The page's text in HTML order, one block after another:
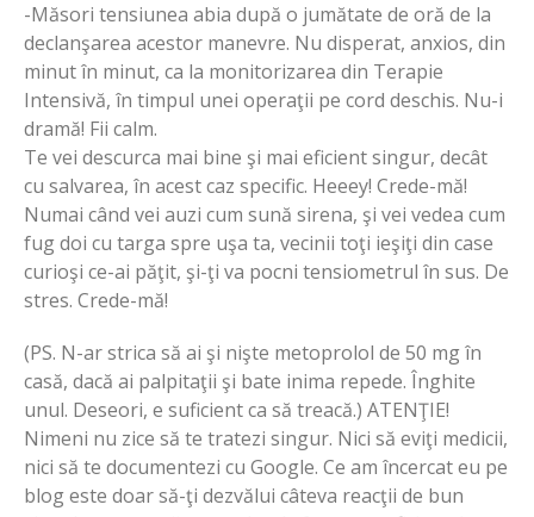
-Măsori tensiunea abia după o jumătate de oră de la
declanşarea acestor manevre. Nu disperat, anxios, din
minut în minut, ca la monitorizarea din Terapie
Intensivă, în timpul unei operaţii pe cord deschis. Nu-i
dramă! Fii calm.
Te vei descurca mai bine şi mai eficient singur, decât
cu salvarea, în acest caz specific. Heeey! Crede-mă!
Numai când vei auzi cum sună sirena, şi vei vedea cum
fug doi cu targa spre uşa ta, vecinii toţi ieşiţi din case
curioşi ce-ai păţit, şi-ţi va pocni tensiometrul în sus. De
stres. Crede-mă!
(PS. N-ar strica să ai şi nişte metoprolol de 50 mg în
casă, dacă ai palpitaţii şi bate inima repede. Înghite
unul. Deseori, e suficient ca să treacă.) ATENŢIE!
Nimeni nu zice să te tratezi singur. Nici să eviţi medicii,
nici să te documentezi cu Google. Ce am încercat eu pe
blog este doar să-ţi dezvălui câteva reacţii de bun